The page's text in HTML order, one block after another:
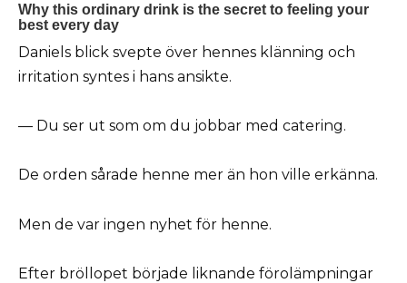
Daniels blick svepte över hennes klänning och
irritation syntes i hans ansikte.
— Du ser ut som om du jobbar med catering.
De orden sårade henne mer än hon ville erkänna.
Men de var ingen nyhet för henne.
Efter bröllopet började liknande förolämpningar